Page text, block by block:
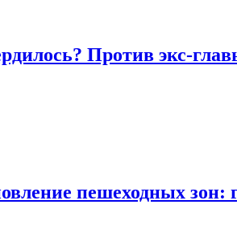
Против экс-
пешеходных зон: